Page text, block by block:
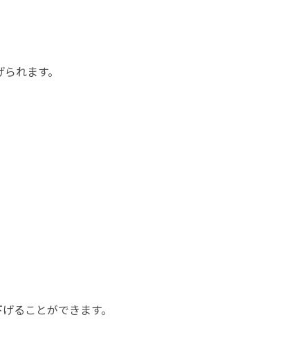
れます。
ることができます。